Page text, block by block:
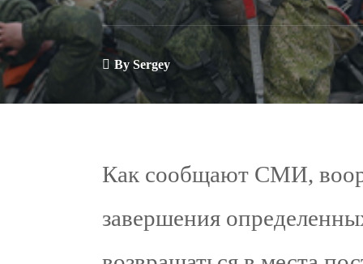
By Sergey
Как сообщают СМИ,
завершения